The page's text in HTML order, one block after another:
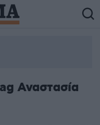
Αναστασία